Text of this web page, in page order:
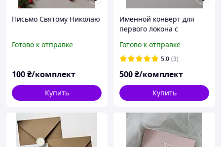
Письмо Святому Николаю
Готово к отправке
100₴/комплект
Купить
Именной конверт для
первого локона с
Готово к отправке
5.0 (3)
500₴/комплект
Купить